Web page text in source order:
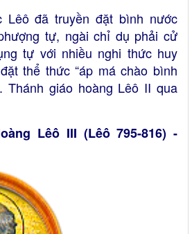
Lêô đã truyền đặt bình nước
tự, ngài chỉ dụ phải cử
tự với nhiều nghi thức huy
thể thức “áp má chào bình
Thánh giáo hoàng Lêô II qua
Lêô III (Lêô 795-816) -